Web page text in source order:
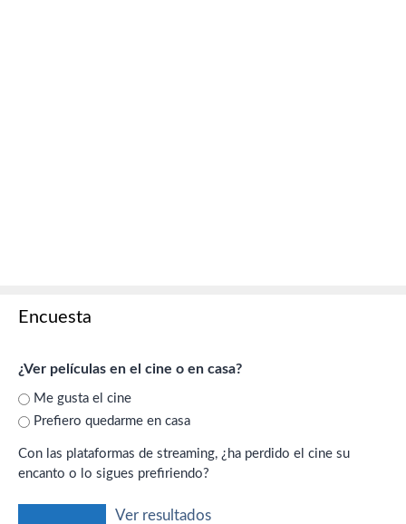
Encuesta
¿Ver películas en el cine o en casa?
Me gusta el cine
Prefiero quedarme en casa
Con las plataformas de streaming, ¿ha perdido el cine su
encanto o lo sigues prefiriendo?
Ver resultados